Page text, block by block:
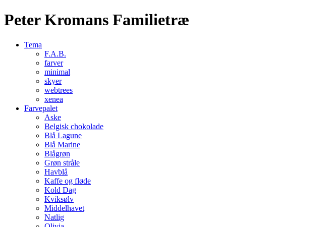
Peter Kromans Familietræ
Tema
F.A.B.
farver
minimal
skyer
webtrees
xenea
Farvepalet
Aske
Belgisk chokolade
Blå Lagune
Blå Marine
Blågrøn
Grøn stråle
Havblå
Kaffe og fløde
Kold Dag
Kviksølv
Middelhavet
Natlig